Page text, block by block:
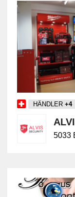
HÄNDLER +4
5033
neuesten
entsprechen. Ein
Brandfall
Auswirkungen
begrenzen. Dazu
Notfall
schliessen oder
Rettungswege,
Planungsinhalten.
interdisziplinär:
von baulichen,